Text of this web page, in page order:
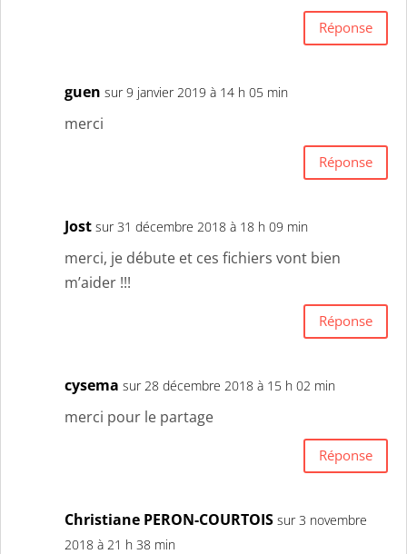
Réponse
guen sur 9 janvier 2019 à 14 h 05 min
merci
Réponse
Jost sur 31 décembre 2018 à 18 h 09 min
merci, je débute et ces fichiers vont bien
m’aider !!!
Réponse
cysema sur 28 décembre 2018 à 15 h 02 min
merci pour le partage
Réponse
Christiane PERON-COURTOIS sur 3 novembre
2018 à 21 h 38 min